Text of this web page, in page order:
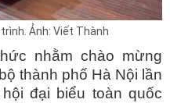
Ảnh: Viết Thành
nhằm chào mừng
thành phố Hà Nội lần
đại biểu toàn quốc